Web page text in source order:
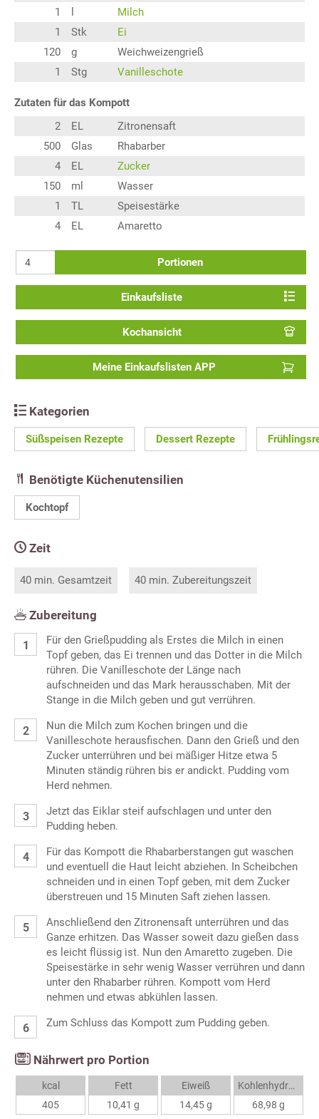
1
Milch
1
Stk
Ei
120
g
Weichweizengrieß
1
Stg Vanilleschote
Zutaten für das Kompott
2
EL
Zitronensaft
500
Glas
Rhabarber
4
EL
Zucker
150
ml
Wasser
1
TL
Speisestärke
4
EL Amaretto
Portionen
Einkaufsliste
Kochansicht
Meine Einkaufslisten APP
Kategorien
Süßspeisen Rezepte Dessert Rezepte
Benötigte Küchenutensilien
Kochtopf
Zeit
40 min. Gesamtzeit 40 min. Zubereitungszeit
Zubereitung
Für den Grießpudding als Erstes die Milch in einen
Topf geben, das Ei trennen und das Dotter in die Milch
rühren. Die Vanilleschote der Länge nach
aufschneiden und das Mark herausschaben. Mit der
Stange in die Milch geben und gut verrühren.
Nun die Milch zum Kochen bringen und die
Vanilleschote herausfischen. Dann den Grieß und den
Zucker unterrühren und bei mäßiger Hitze etwa 5
Minuten ständig rühren bis er andickt. Pudding vom
Herd nehmen.
Jetzt das Eiklar steif aufschlagen und unter den
Pudding heben.
Für das Kompott die Rhabarberstangen gut waschen
und eventuell die Haut leicht abziehen. In Scheibchen
schneiden und in einen Topf geben, mit dem Zucker
überstreuen und 15 Minuten Saft ziehen lassen.
Anschließend den Zitronensaft unterrühren und das
Ganze erhitzen. Das Wasser soweit dazu gießen dass
es leicht flüssig ist. Nun den Amaretto zugeben. Die
Speisestärke in sehr wenig Wasser verrühren und dann
unter den Rhabarber rühren. Kompott vom Herd
nehmen und etwas abkühlen lassen.
Zum Schluss das Kompott zum Pudding geben.
Nährwert pro Portion
kcal
405
Fett
10,41 g
Eiweiß
14,45 g
Kohlenhydrate
68,98 g